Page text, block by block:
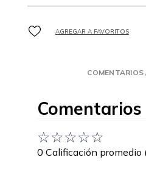
COMENTARIOS
Comentarios
☆☆☆☆☆
0 Calificación promedio